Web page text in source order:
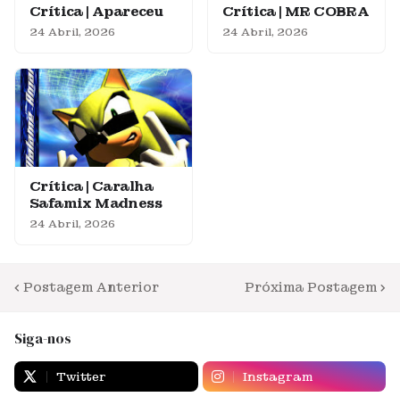
Crítica | Apareceu
24 Abril, 2026
Crítica | MR COBRA
24 Abril, 2026
Crítica | Caralha
Safamix Madness
24 Abril, 2026
Postagem Anterior Próxima Postagem
Siga-nos
Twitter Instagram